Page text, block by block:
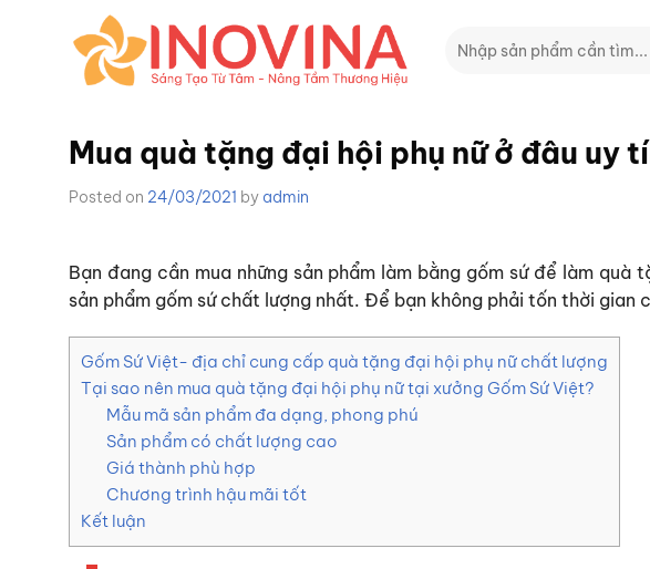
kiếm:
Mua quà tặng đại hội phụ nữ ở đâu uy
Posted on 24/03/2021 by admin
Bạn đang cần mua những sản phẩm làm bằng gốm sứ để làm quà
sản phẩm gốm sứ chất lượng nhất. Để bạn không phải tốn thời
Gốm Sứ Việt- địa chỉ cung cấp quà tặng đại hội phụ nữ chất lượng
Tại sao nên mua quà tặng đại hội phụ nữ tại xưởng Gốm Sứ Việt?
Mẫu mã sản phẩm đa dạng, phong phú
Sản phẩm có chất lượng cao
Giá thành phù hợp
Chương trình hậu mãi tốt
Kết luận